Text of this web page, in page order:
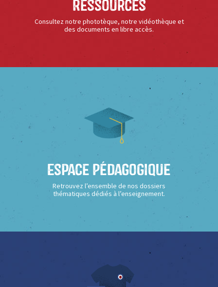
Ressources
Consultez notre phototèque, notre vidéothèque et
des documents en libre accès.
Espace Pédagogique
Retrouvez l’ensemble de nos dossiers
thématiques dédiés à l’enseignement.